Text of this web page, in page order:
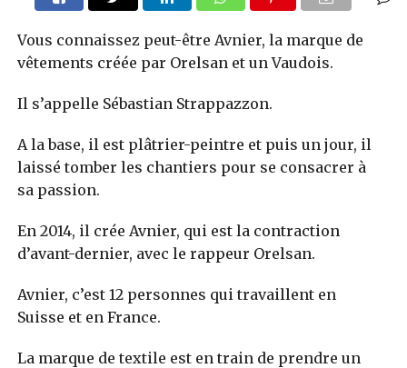
Vous connaissez peut-être Avnier, la marque de
vêtements créée par Orelsan et un Vaudois.
Il s’appelle Sébastian Strappazzon.
A la base, il est plâtrier-peintre et puis un jour, il
laissé tomber les chantiers pour se consacrer à
sa passion.
En 2014, il crée Avnier, qui est la contraction
d’avant-dernier, avec le rappeur Orelsan.
Avnier, c’est 12 personnes qui travaillent en
Suisse et en France.
La marque de textile est en train de prendre un